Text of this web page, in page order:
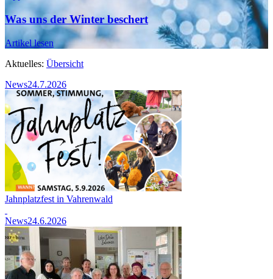
Was uns der Winter beschert
Artikel lesen
Aktuelles: Übersicht
News24.7.2026
Jahnplatzfest in Vahrenwald
News24.6.2026